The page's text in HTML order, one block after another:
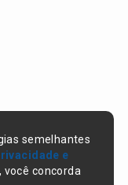
semelhantes
e
você concorda